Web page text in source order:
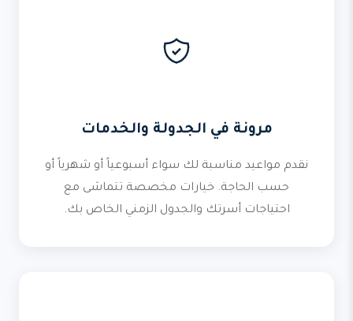
مرونة في الجدولة والخدمات
نقدم مواعيد مناسبة لك سواء أسبوعياً أو شهرياً أو
حسب الحاجة. خيارات مخصصة تتماشى مع
احتياجات أسرتك والجدول الزمني الخاص بك.